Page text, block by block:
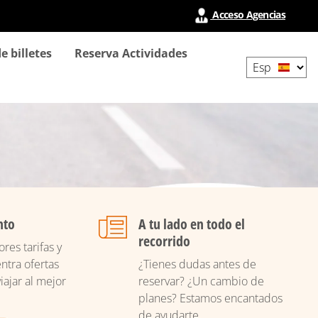
Acceso Agencias
billetes
Reserva Actividades
your
tarifas y
ofertas
al mejor
A tu lado en todo el
recorrido
¿Tienes dudas antes de
reservar? ¿Un cambio de
planes? Estamos encantados